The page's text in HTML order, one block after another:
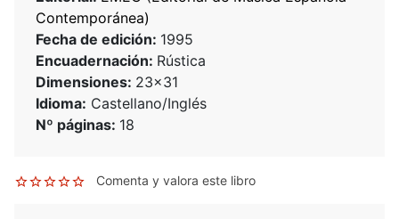
Contemporánea)
Fecha de edición: 1995
Encuadernación: Rústica
Dimensiones: 23x31
Idioma: Castellano/Inglés
Nº páginas: 18
Comenta y valora este libro